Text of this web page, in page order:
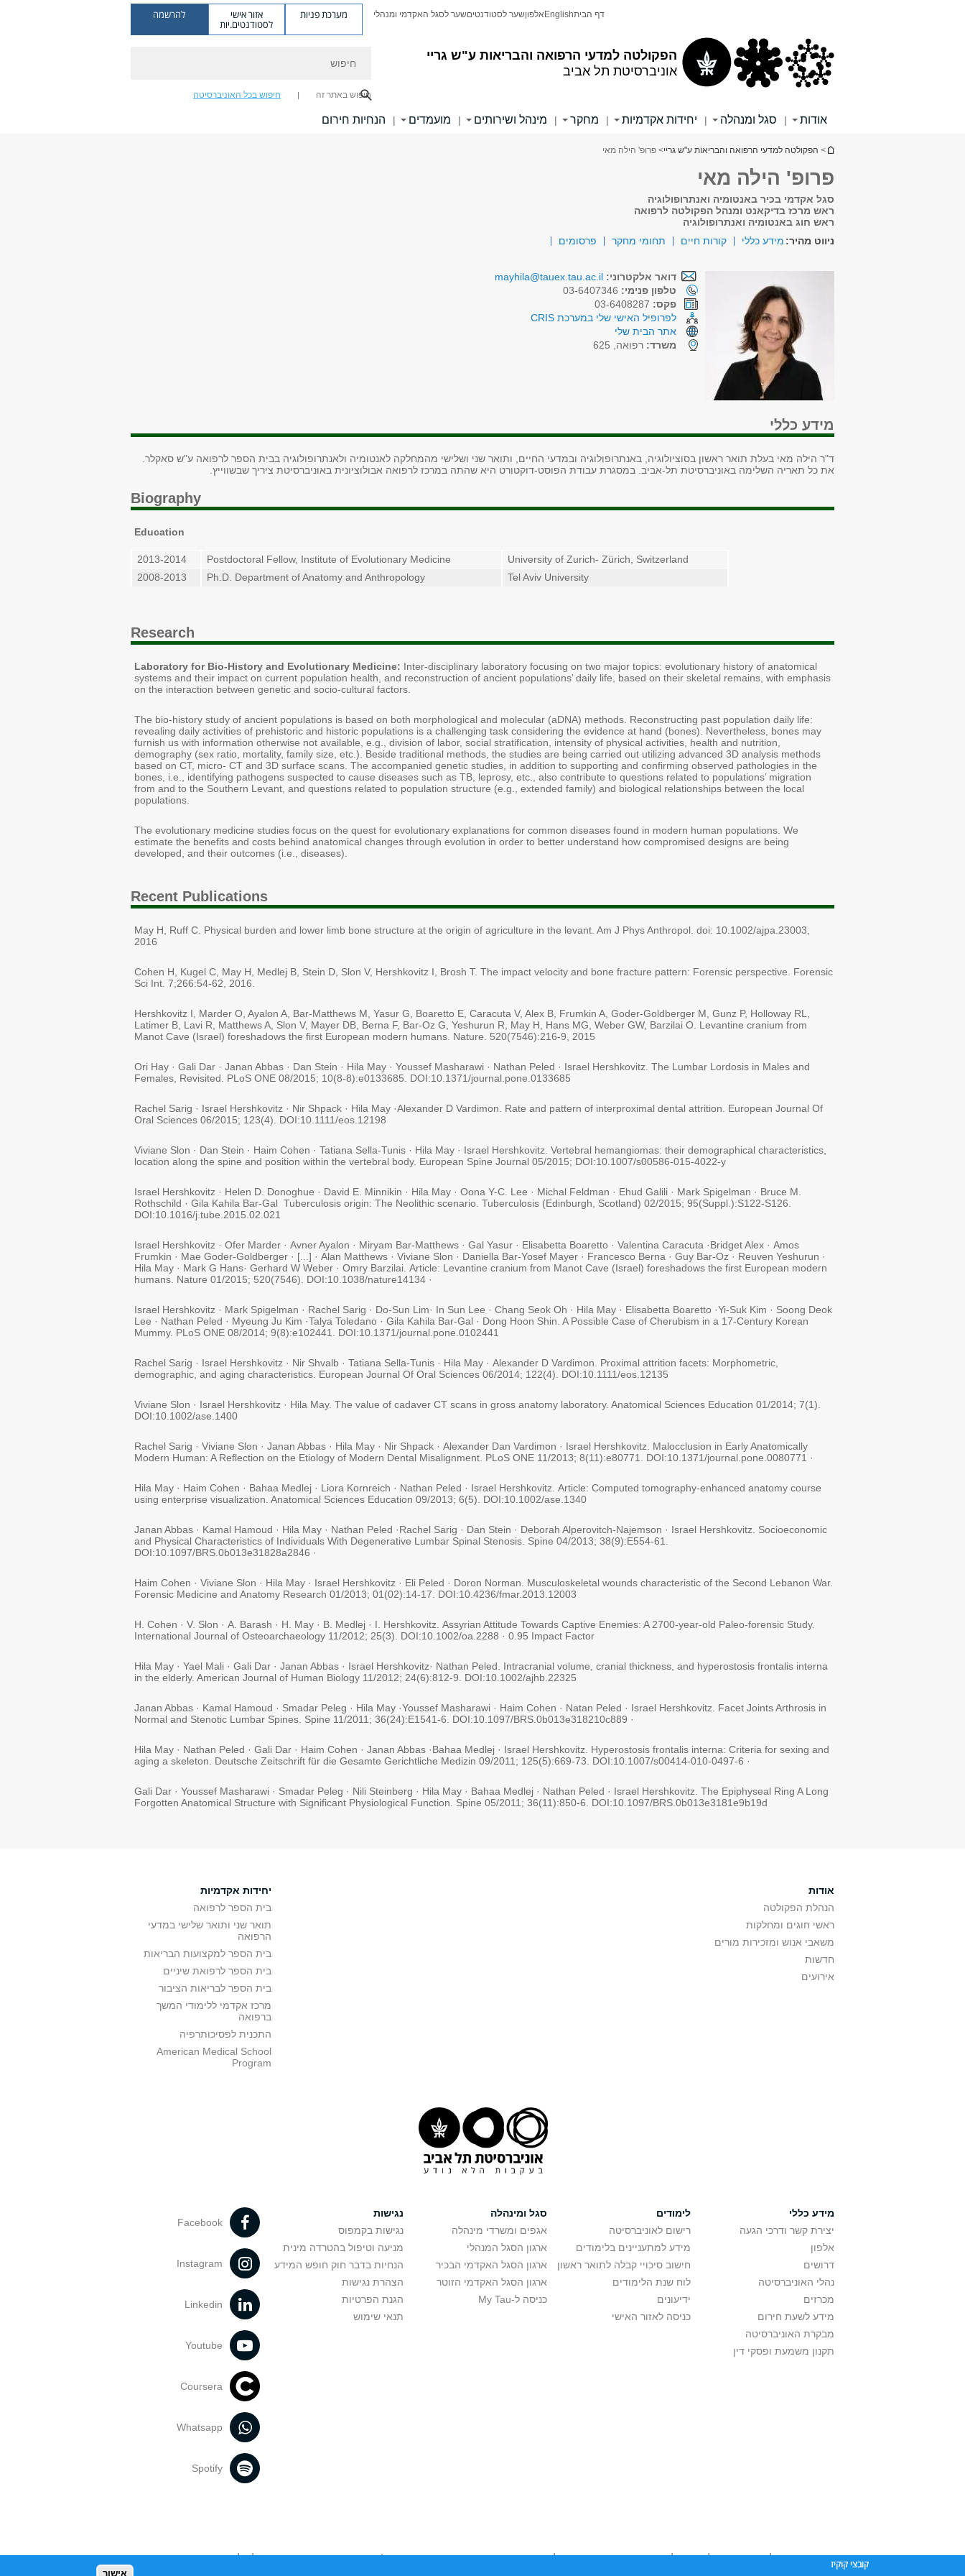
הפקולטה למדעי הרפואה והבריאות ע"ש גריי
אוניברסיטת תל אביב
דף הביתEnglish אלפוןשער לסטודנטיםשער לסגל האקדמי ומנהלי מערכת פניות אזור אישי
לסטודנטים.יות
להרשמה
חיפוש באתר זה חיפוש בכל האוניברסיטה
אודות | סגל ומנהלה | יחידות אקדמיות | מחקר | מינהל ושירותים | מועמדים | הנחיות חירום
הינך נמצא כאן
> הפקולטה למדעי הרפואה והבריאות ע"ש גריי> פרופ' הילה מאי
פרופ' הילה מאי
סגל אקדמי בכיר באנטומיה ואנתרופולוגיה
ראש מרכז בדיקאנט ומנהל הפקולטה לרפואה
ראש חוג באנטומיה ואנתרופולוגיה
ניווט מהיר: מידע כללי קורות חיים תחומי מחקר פרסומים
דואר אלקטרוני: mayhila@tauex.tau.ac.il
טלפון פנימי:
פקס:
לפרופיל האישי שלי במערכת CRIS
אתר הבית שלי
משרד: רפואה, 625
מידע כללי
ד"ר הילה מאי בעלת תואר ראשון בסוציולוגיה, באנתרופולוגיה ובמדעי החיים, ותואר שני ושלישי מהמחלקה לאנטומיה ולאנתרופולוגיה בבית הספר לרפואה ע"ש סאקלר.
את כל תאריה השלימה באוניברסיטת תל-אביב. במסגרת עבודת הפוסט-דוקטורט היא שהתה במרכז לרפואה אבולוציונית באוניברסיטת ציריך שבשווייץ
Biography
Education
2013-2014 Postdoctoral Fellow, Institute of Evolutionary Medicine
University of Zurich- Zürich, Switzerland
2008-2013
Ph.D. Department of Anatomy and Anthropology Tel Aviv University
Research
Laboratory for Bio-History and Evolutionary Medicine: Inter-disciplinary laboratory focusing on two major topics: evolutionary history of anatomical
systems and their impact on current population health, and reconstruction of ancient populations’ daily life, based on their skeletal remains, with emphasis
on the interaction between genetic and socio-cultural factors.
The bio-history study of ancient populations is based on both morphological and molecular (aDNA) methods. Reconstructing past population daily life:
revealing daily activities of prehistoric and historic populations is a challenging task considering the evidence at hand (bones). Nevertheless, bones may
furnish us with information otherwise not available, e.g., division of labor, social stratification, intensity of physical activities, health and nutrition,
demography (sex ratio, mortality, family size, etc.). Beside traditional methods, the studies are being carried out utilizing advanced 3D analysis methods
based on CT, micro- CT and 3D surface scans. The accompanied genetic studies, in addition to supporting and confirming observed pathologies in the
bones, i.e., identifying pathogens suspected to cause diseases such as TB, leprosy, etc., also contribute to questions related to populations’ migration
from and to the Southern Levant, and questions related to population structure (e.g., extended family) and biological relationships between the local
populations.
The evolutionary medicine studies focus on the quest for evolutionary explanations for common diseases found in modern human populations. We
estimate the benefits and costs behind anatomical changes through evolution in order to better understand how compromised designs are being
developed, and their outcomes (i.e., diseases).
Recent Publications
May H, Ruff C. Physical burden and lower limb bone structure at the origin of agriculture in the levant. Am J Phys Anthropol. doi: 10.1002/ajpa.23003,
2016
Cohen H, Kugel C, May H, Medlej B, Stein D, Slon V, Hershkovitz I, Brosh T. The impact velocity and bone fracture pattern: Forensic perspective. Forensic
Sci Int. 7;266:54-62, 2016.
Hershkovitz I, Marder O, Ayalon A, Bar-Matthews M, Yasur G, Boaretto E, Caracuta V, Alex B, Frumkin A, Goder-Goldberger M, Gunz P, Holloway RL,
Latimer B, Lavi R, Matthews A, Slon V, Mayer DB, Berna F, Bar-Oz G, Yeshurun R, May H, Hans MG, Weber GW, Barzilai O. Levantine cranium from
Manot Cave (Israel) foreshadows the first European modern humans. Nature. 520(7546):216-9, 2015
Ori Hay · Gali Dar · Janan Abbas · Dan Stein · Hila May · Youssef Masharawi · Nathan Peled · Israel Hershkovitz. The Lumbar Lordosis in Males and
Females, Revisited. PLoS ONE 08/2015; 10(8-8):e0133685. DOI:10.1371/journal.pone.0133685
Rachel Sarig · Israel Hershkovitz · Nir Shpack · Hila May ·Alexander D Vardimon. Rate and pattern of interproximal dental attrition. European Journal Of
Oral Sciences 06/2015; 123(4). DOI:10.1111/eos.12198
Viviane Slon · Dan Stein · Haim Cohen · Tatiana Sella-Tunis · Hila May · Israel Hershkovitz. Vertebral hemangiomas: their demographical characteristics,
location along the spine and position within the vertebral body. European Spine Journal 05/2015; DOI:10.1007/s00586-015-4022-y
Israel Hershkovitz · Helen D. Donoghue · David E. Minnikin · Hila May · Oona Y-C. Lee · Michal Feldman · Ehud Galili · Mark Spigelman · Bruce M.
Rothschild · Gila Kahila Bar-Gal Tuberculosis origin: The Neolithic scenario. Tuberculosis (Edinburgh, Scotland) 02/2015; 95(Suppl.):S122-S126.
DOI:10.1016/j.tube.2015.02.021
Israel Hershkovitz · Ofer Marder · Avner Ayalon · Miryam Bar-Matthews · Gal Yasur · Elisabetta Boaretto · Valentina Caracuta ·Bridget Alex · Amos
Frumkin · Mae Goder-Goldberger · [...] · Alan Matthews · Viviane Slon · Daniella Bar-Yosef Mayer · Francesco Berna · Guy Bar-Oz · Reuven Yeshurun ·
Hila May · Mark G Hans· Gerhard W Weber · Omry Barzilai. Article: Levantine cranium from Manot Cave (Israel) foreshadows the first European modern
humans. Nature 01/2015; 520(7546). DOI:10.1038/nature14134 ·
Israel Hershkovitz · Mark Spigelman · Rachel Sarig · Do-Sun Lim· In Sun Lee · Chang Seok Oh · Hila May · Elisabetta Boaretto ·Yi-Suk Kim · Soong Deok
Lee · Nathan Peled · Myeung Ju Kim ·Talya Toledano · Gila Kahila Bar-Gal · Dong Hoon Shin. A Possible Case of Cherubism in a 17-Century Korean
Mummy. PLoS ONE 08/2014; 9(8):e102441. DOI:10.1371/journal.pone.0102441
Rachel Sarig · Israel Hershkovitz · Nir Shvalb · Tatiana Sella-Tunis · Hila May · Alexander D Vardimon. Proximal attrition facets: Morphometric,
demographic, and aging characteristics. European Journal Of Oral Sciences 06/2014; 122(4). DOI:10.1111/eos.12135
Viviane Slon · Israel Hershkovitz · Hila May. The value of cadaver CT scans in gross anatomy laboratory. Anatomical Sciences Education 01/2014; 7(1).
DOI:10.1002/ase.1400
Rachel Sarig · Viviane Slon · Janan Abbas · Hila May · Nir Shpack · Alexander Dan Vardimon · Israel Hershkovitz. Malocclusion in Early Anatomically
Modern Human: A Reflection on the Etiology of Modern Dental Misalignment. PLoS ONE 11/2013; 8(11):e80771. DOI:10.1371/journal.pone.0080771 ·
Hila May · Haim Cohen · Bahaa Medlej · Liora Kornreich · Nathan Peled · Israel Hershkovitz. Article: Computed tomography-enhanced anatomy course
using enterprise visualization. Anatomical Sciences Education 09/2013; 6(5). DOI:10.1002/ase.1340
Janan Abbas · Kamal Hamoud · Hila May · Nathan Peled ·Rachel Sarig · Dan Stein · Deborah Alperovitch-Najemson · Israel Hershkovitz. Socioeconomic
and Physical Characteristics of Individuals With Degenerative Lumbar Spinal Stenosis. Spine 04/2013; 38(9):E554-61.
DOI:10.1097/BRS.0b013e31828a2846 ·
Haim Cohen · Viviane Slon · Hila May · Israel Hershkovitz · Eli Peled · Doron Norman. Musculoskeletal wounds characteristic of the Second Lebanon War.
Forensic Medicine and Anatomy Research 01/2013; 01(02):14-17. DOI:10.4236/fmar.2013.12003
H. Cohen · V. Slon · A. Barash · H. May · B. Medlej · I. Hershkovitz. Assyrian Attitude Towards Captive Enemies: A 2700-year-old Paleo-forensic Study.
International Journal of Osteoarchaeology 11/2012; 25(3). DOI:10.1002/oa.2288 · 0.95 Impact Factor
Hila May · Yael Mali · Gali Dar · Janan Abbas · Israel Hershkovitz· Nathan Peled. Intracranial volume, cranial thickness, and hyperostosis frontalis interna
in the elderly. American Journal of Human Biology 11/2012; 24(6):812-9. DOI:10.1002/ajhb.22325
Janan Abbas · Kamal Hamoud · Smadar Peleg · Hila May ·Youssef Masharawi · Haim Cohen · Natan Peled · Israel Hershkovitz. Facet Joints Arthrosis in
Normal and Stenotic Lumbar Spines. Spine 11/2011; 36(24):E1541-6. DOI:10.1097/BRS.0b013e318210c889 ·
Hila May · Nathan Peled · Gali Dar · Haim Cohen · Janan Abbas ·Bahaa Medlej · Israel Hershkovitz. Hyperostosis frontalis interna: Criteria for sexing and
aging a skeleton. Deutsche Zeitschrift für die Gesamte Gerichtliche Medizin 09/2011; 125(5):669-73. DOI:10.1007/s00414-010-0497-6 ·
Gali Dar · Youssef Masharawi · Smadar Peleg · Nili Steinberg · Hila May · Bahaa Medlej · Nathan Peled · Israel Hershkovitz. The Epiphyseal Ring A Long
Forgotten Anatomical Structure with Significant Physiological Function. Spine 05/2011; 36(11):850-6. DOI:10.1097/BRS.0b013e3181e9b19d
אודות
הנהלת הפקולטה
ראשי חוגים ומחלקות
משאבי אנוש ומזכירות מורים
חדשות
אירועים
יחידות אקדמיות
בית הספר לרפואה
תואר שני ותואר שלישי במדעי
הרפואה
בית הספר למקצועות הבריאות
בית הספר לרפואת שיניים
בית הספר לבריאות הציבור
מרכז אקדמי ללימודי המשך
ברפואה
התכנית לפסיכותרפיה
American Medical School
Program
מידע כללי
יצירת קשר ודרכי הגעה
אלפון
דרושים
נהלי האוניברסיטה
מכרזים
מידע לשעת חירום
מבקרת האוניברסיטה
תקנון משמעת ופסקי דין
לימודים
רישום לאוניברסיטה
מידע למתעניינים בלימודים
חישוב סיכויי קבלה לתואר ראשון
לוח שנת הלימודים
ידיעונים
כניסה לאזור האישי
סגל ומינהלה
אגפים ומשרדי מינהלה
ארגון הסגל המנהלי
ארגון הסגל האקדמי הבכיר
ארגון הסגל האקדמי הזוטר
כניסה ל-My Tau
נגישות
נגישות בקמפוס
מניעה וטיפול בהטרדה מינית
הנחיות בדבר חוק חופש המידע
הצהרת נגישות
הגנת הפרטיות
תנאי שימוש
Facebook
Instagram
Linkedin
Youtube
Coursera
Whatsapp
Spotify
אוניברסיטת תל אביב עושה כל מאמץ לכבד זכויות יוצרים. אם בבעלותך זכויות יוצרים בתכנים שנמצאים פה ו/או השימוש שנעשה בתכנים אלה לדעתך מפר זכויות
שנעשה בתכנים אלה לדעתך מפר זכויותקובצי קוקיז
אישור